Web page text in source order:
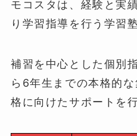
モコスタは、経験と実
り学習指導を行う学習
補習を中心とした個別
ら6年生までの本格的
格に向けたサポートを